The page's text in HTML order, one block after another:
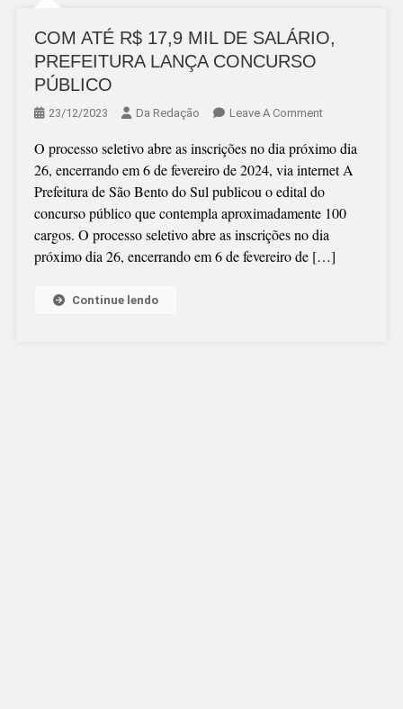
COM ATÉ R$ 17,9 MIL DE SALÁRIO,
PREFEITURA LANÇA CONCURSO
PÚBLICO
23/12/2023 Da Redação Leave A CommentOn
ATÉ
R$
17,9
MIL
DE
SALÁRIO,
O processo seletivo abre as inscrições no dia próximo dia
26, encerrando em 6 de fevereiro de 2024, via internet A
Prefeitura de São Bento do Sul publicou o edital do
concurso público que contempla aproximadamente 100
cargos. O processo seletivo abre as inscrições no dia
próximo dia 26, encerrando em 6 de fevereiro de […]
Continue lendo